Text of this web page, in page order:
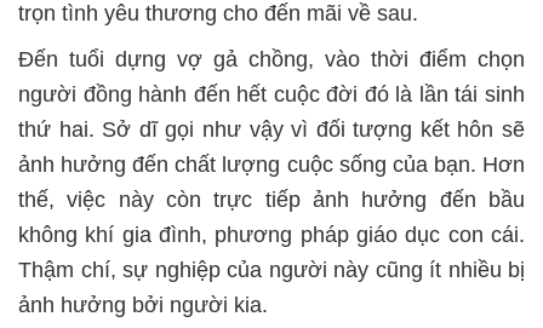
trọn tình yêu thương cho đến mãi về sau.
Đến tuổi dựng vợ gả chồng, vào thời điểm chọn
người đồng hành đến hết cuộc đời đó là lần tái sinh
thứ hai. Sở dĩ gọi như vậy vì đối tượng kết hôn sẽ
ảnh hưởng đến chất lượng cuộc sống của bạn. Hơn
thế, việc này còn trực tiếp ảnh hưởng đến bầu
không khí gia đình, phương pháp giáo dục con cái.
Thậm chí, sự nghiệp của người này cũng ít nhiều bị
ảnh hưởng bởi người kia.